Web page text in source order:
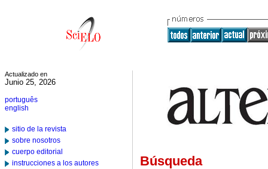
Actualizado en
Junio 25, 2026
português
english
sitio de la revista
sobre nosotros
cuerpo editorial
instrucciones a los autores
Búsqueda